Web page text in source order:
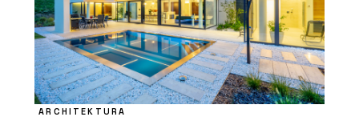
ARCHITEKTURA